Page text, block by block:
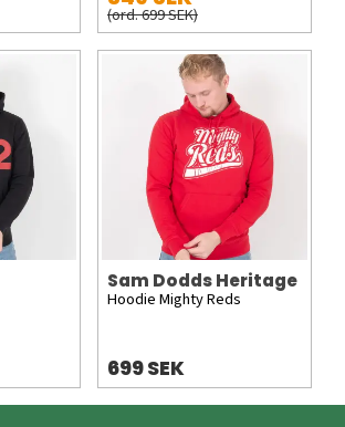
(ord. 699 SEK)
Sam Dodds Heritage
Hoodie Mighty Reds
699 SEK